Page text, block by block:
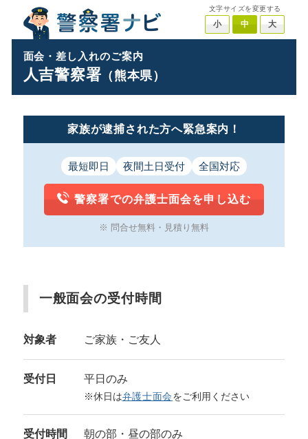
文字サイズを変更する
小 中 大
面会・差し入れのご案内
人吉警察署（熊本県）
家族が逮捕された方へ緊急案内！
最短即日 夜間土日受付 全国対応
警察署での弁護士面会を申し込む
※ 問合せ無料・見積り無料
一般面会の受付時間
対象者 ご家族・ご友人
受付日 平日のみ
※休日は弁護士面会をご利用ください
受付時間 朝の部・昼の部のみ